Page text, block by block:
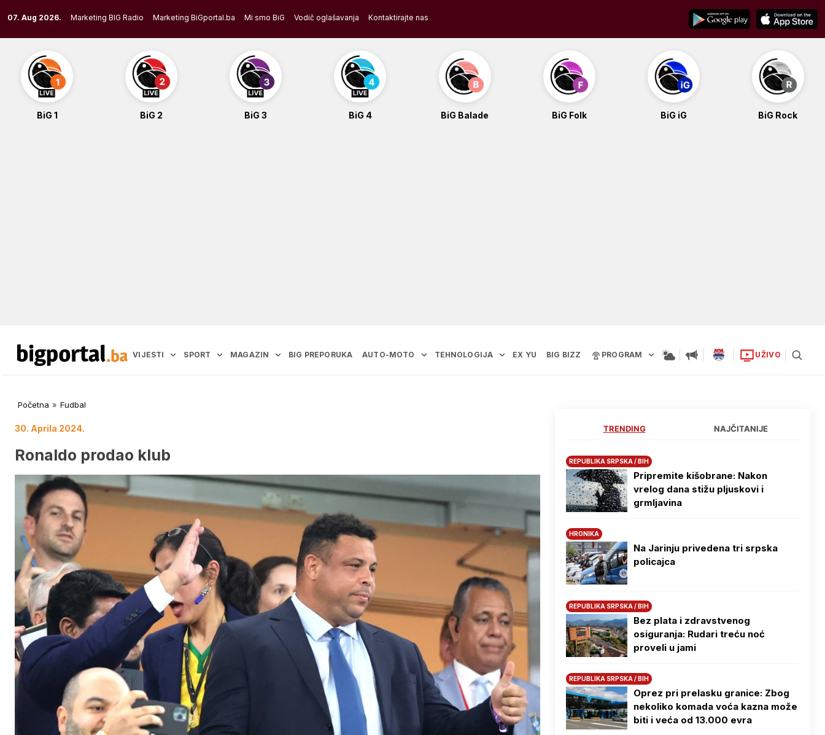
to
content
07. Aug 2026. Marketing BIG Radio Marketing BiGportal.ba Mi smo BiG Vodič oglašavanja Kontaktirajte nas
BiG 1 BiG 2 BiG 3 BiG 4 BiG Balade BiG Folk BiG iG BiG Rock
VIJESTI SPORT MAGAZIN BIG PREPORUKA AUTO-MOTO TEHNOLOGIJA EX YU BIG BIZZ PROGRAM UŽIVO
Početna » Fudbal
30. Aprila 2024.
Ronaldo prodao klub
TRENDING NAJČITANIJE
REPUBLIKA SRPSKA / BIH
Pripremite kišobrane: Nakon
vrelog dana stižu pljuskovi i
grmljavina
HRONIKA
Na Јarinju privedena tri srpska
policajca
REPUBLIKA SRPSKA / BIH
Bez plata i zdravstvenog
osiguranja: Rudari treću noć
proveli u jami
REPUBLIKA SRPSKA / BIH
Oprez pri prelasku granice: Zbog
nekoliko komada voća kazna može
biti i veća od 13.000 evra